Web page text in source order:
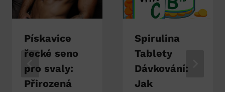
Pískavice
řecké seno
pro svaly:
Přirozená
Spirulina
Tablety
Dávkování:
Jak